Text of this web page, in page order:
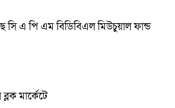
সি এ পি এম বিডিবিএল মিউচুয়াল ফান্ড
মার্কেটে